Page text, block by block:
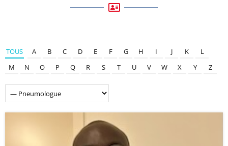
TOUS A B C D E F G H I J K
L
M
N O P Q R S T U V W X Y Z